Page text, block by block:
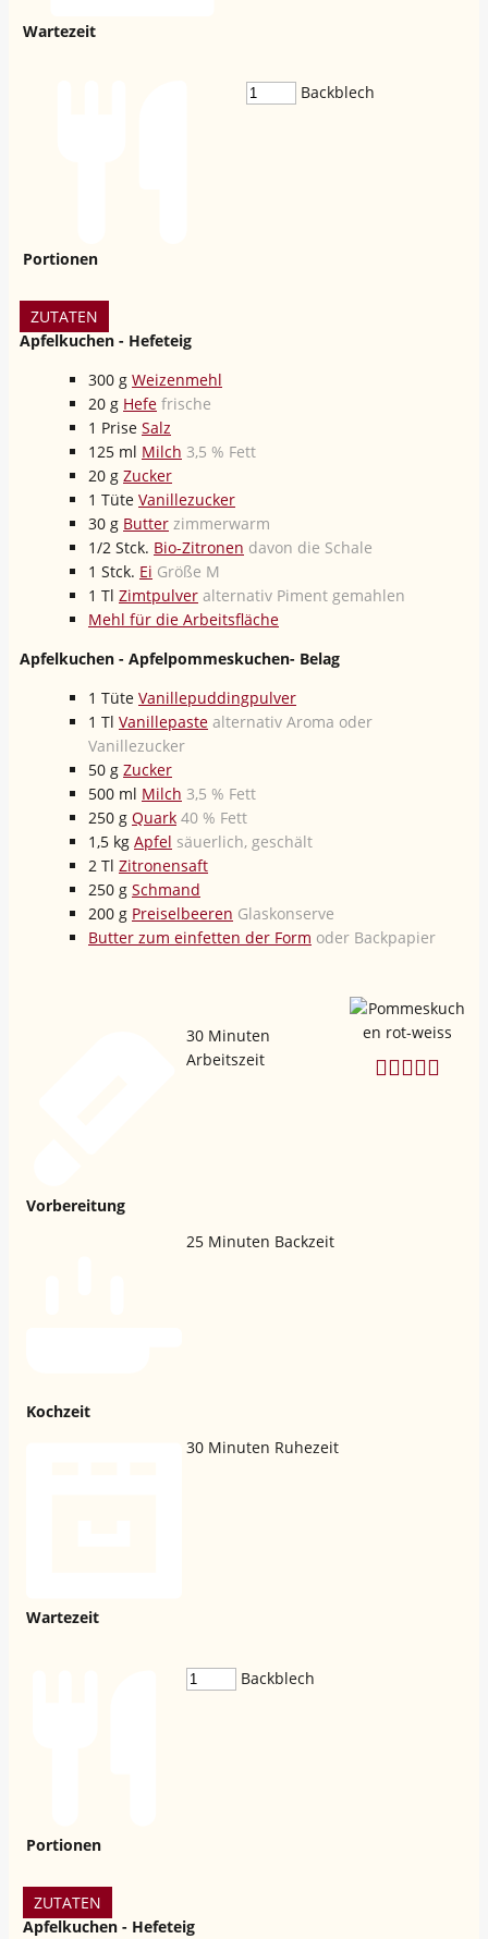
Wartezeit
Portionen
Backblech
ZUTATEN
Apfelkuchen - Hefeteig
300 g Weizenmehl
20 g Hefe frische
1 Prise Salz
125 ml Milch 3,5 % Fett
20 g Zucker
1 Tüte Vanillezucker
30 g Butter zimmerwarm
1/2 Stck. Bio-Zitronen davon die Schale
1 Stck. Ei Größe M
1 Tl Zimtpulver alternativ Piment gemahlen
Mehl für die Arbeitsfläche
Apfelkuchen - Apfelpommeskuchen- Belag
1 Tüte Vanillepuddingpulver
1 Tl Vanillepaste alternativ Aroma oder
Vanillezucker
50 g Zucker
500 ml Milch 3,5 % Fett
250 g Quark 40 % Fett
1,5 kg Apfel säuerlich, geschält
2 Tl Zitronensaft
250 g Schmand
200 g Preiselbeeren Glaskonserve
Butter zum einfetten der Form oder Backpapier
Vorbereitung
30 Minuten
Arbeitszeit
Kochzeit
25 Minuten Backzeit
Wartezeit
30 Minuten Ruhezeit
Portionen
Backblech
ZUTATEN
Apfelkuchen - Hefeteig